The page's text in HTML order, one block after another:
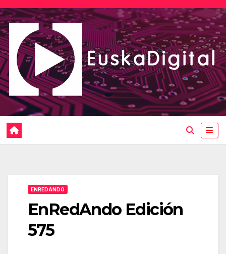
Saltar
al
contenido
ENREDANDO
EnRedAndo Edición
575